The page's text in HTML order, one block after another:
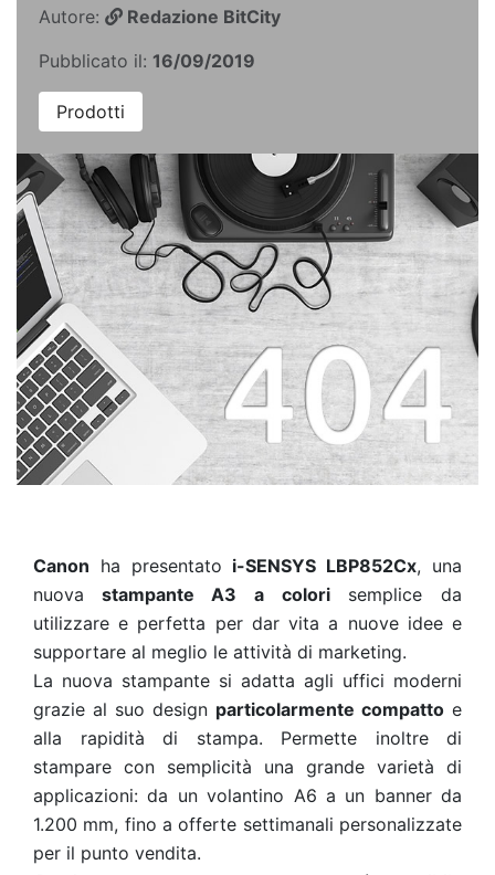
Autore:
Redazione BitCity
Pubblicato il: 16/09/2019
Prodotti
Canon ha presentato i-SENSYS LBP852Cx, una
nuova stampante A3 a colorisemplice da
utilizzare e perfetta per dar vita a nuove idee e
supportare al meglio le attività di marketing.
La nuova stampante si adatta agli uffici moderni
grazie al suo design particolarmente compatto e
alla rapidità di stampa. Permette inoltre di
stampare con semplicità una grande varietà di
applicazioni: da un volantino A6 a un banner da
1.200 mm, fino a offerte settimanali personalizzate
per il punto vendita.